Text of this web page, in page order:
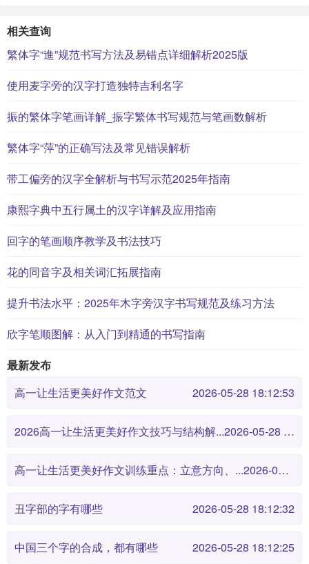
相关查询
繁体字“進”规范书写方法及易错点详细解析2025版
使用麦字旁的汉字打造独特吉利名字
振的繁体字笔画详解_振字繁体书写规范与笔画数解析
繁体字“萍”的正确写法及常见错误解析
带工偏旁的汉字全解析与书写示范2025年指南
康熙字典中五行属土的汉字详解及应用指南
回字的笔画顺序教学及书法技巧
花的同音字及相关词汇拓展指南
提升书法水平：2025年木字旁汉字书写规范及练习方法
欣字笔顺图解：从入门到精通的书写指南
最新发布
高一让生活更美好作文范文
2026-05-28 18:12:53
2026高一让生活更美好作文技巧与结构解... 2026-05-28 18:12:46
高一让生活更美好作文训练重点：立意方向、... 2026-05-28 18:12:38
丑字部的字有哪些 2026-05-28 18:12:32
中国三个字的合成，都有哪些 2026-05-28 18:12:25